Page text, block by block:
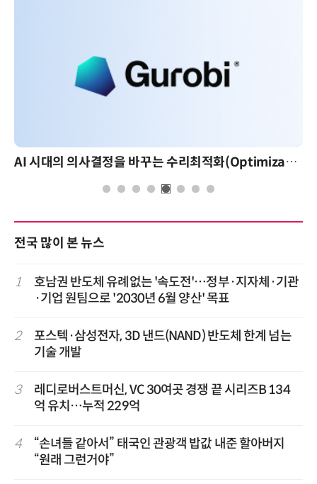
AI 시대의 의사결정을 바꾸는 수리최적화(Optimization): 실제 산업 적용 사례와 활용 전략
전국 많이 본 뉴스
1
호남권 반도체 유례없는 '속도전'…정부·지자체·기관
·기업 원팀으로 '2030년 6월 양산' 목표
2
포스텍·삼성전자, 3D 낸드(NAND) 반도체 한계 넘는
기술 개발
3
레디로버스트머신, VC 30여곳 경쟁 끝 시리즈B 134
억 유치…누적 229억
4
“손녀들 같아서” 태국인 관광객 밥값 내준 할아버지
“원래 그런거야”